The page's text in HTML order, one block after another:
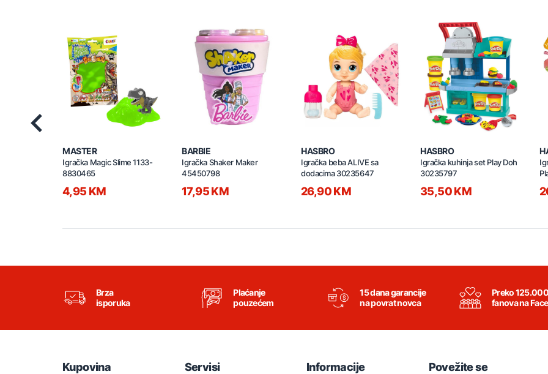
MASTER
Igračka Magic Slime 1133-
8830465
4,95 KM
BARBIE
Igračka Shaker Maker
45450798
17,95 KM
HASBRO
Igračka beba ALIVE sa
dodacima 30235647
26,90 KM
HASBRO
Igračka kuhinja set Play Doh
30235797
35,50 KM
Brza
isporuka
Plaćanje
pouzećem
15 dana garancije
na povrat novca
Preko 125.000
fanova na
Kupovina Servisi Informacije Povežite se